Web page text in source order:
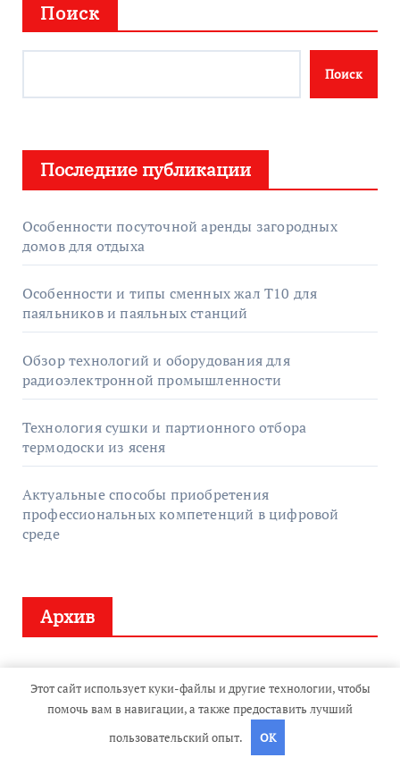
Поиск
Поиск
Последние публикации
Особенности посуточной аренды загородных
домов для отдыха
Особенности и типы сменных жал T10 для
паяльников и паяльных станций
Обзор технологий и оборудования для
радиоэлектронной промышленности
Технология сушки и партионного отбора
термодоски из ясеня
Актуальные способы приобретения
профессиональных компетенций в цифровой
среде
Архив
Июль 2026
Этот сайт использует куки-файлы и другие технологии, чтобы
помочь вам в навигации, а также предоставить лучший
пользовательский опыт.
OK